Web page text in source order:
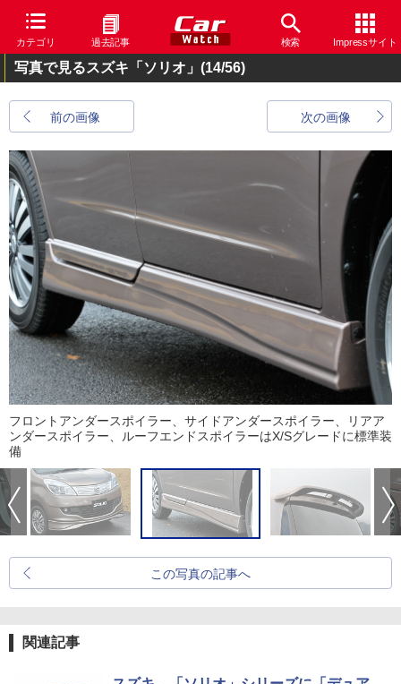
カテゴリ 過去記事 検索 Impressサイト
写真で見るスズキ「ソリオ」 (14/56)
前の画像 次の画像
フロントアンダースポイラー、サイドアンダースポイラー、リアア
ンダースポイラー、ルーフエンドスポイラーはX/Sグレードに標準装
備
この写真の記事へ
関連記事